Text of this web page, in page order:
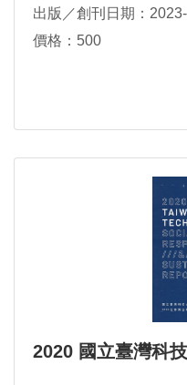
出版／創刊日期：
價格：500
2020 國立臺灣科